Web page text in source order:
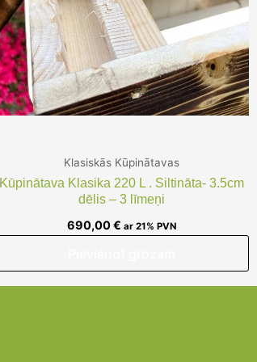
Klasiskās Kūpinātavas
Kūpinātava Klasika 220 L . Siltināta- 3.5cm
dēlis – 3 līmeņi
690,00€ ar 21% PVN